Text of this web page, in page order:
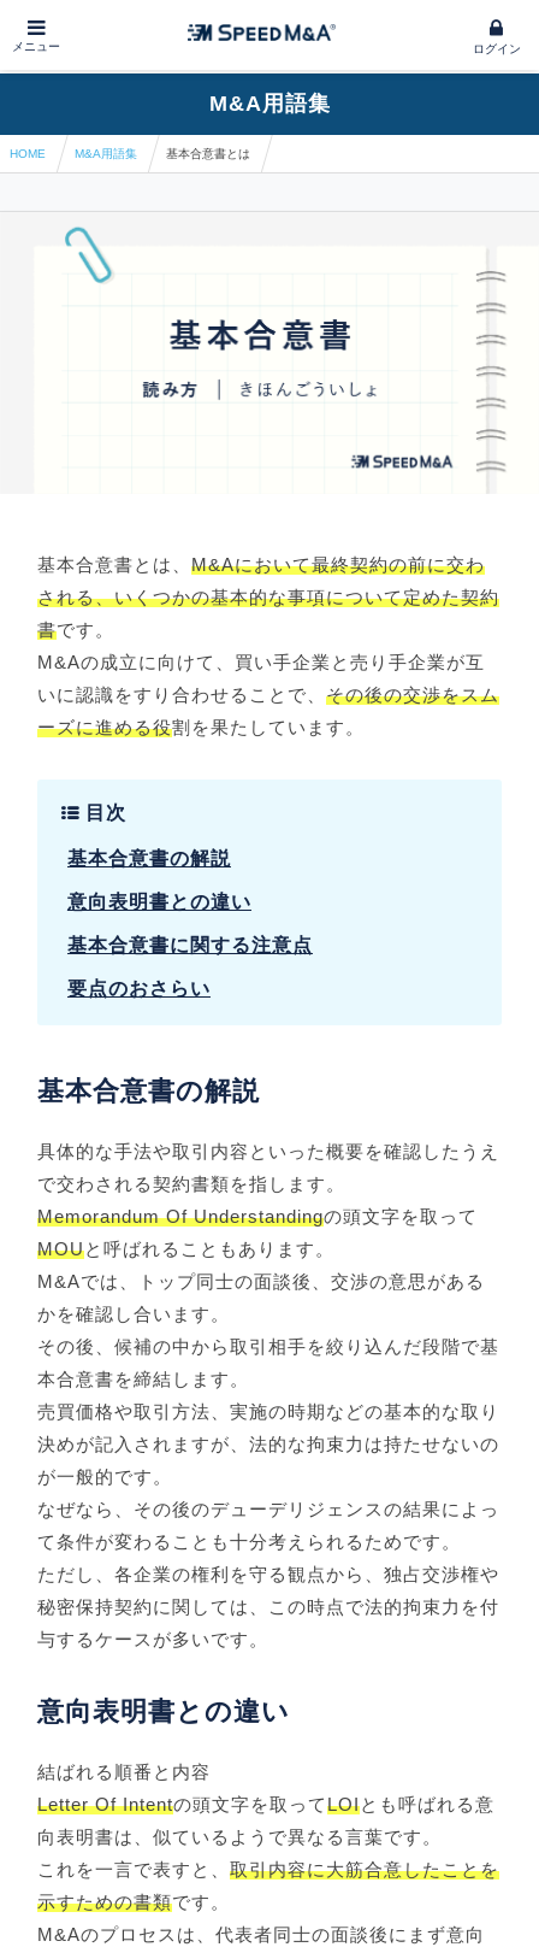
メニュー ログイン
M&A用語集
HOME M&A用語集 基本合意書とは
基本合意書とは、M&Aにおいて最終契約の前に交わ
される、いくつかの基本的な事項について定めた契約
書です。
M&Aの成立に向けて、買い手企業と売り手企業が互
いに認識をすり合わせることで、その後の交渉をスム
ーズに進める役割を果たしています。
目次
基本合意書の解説
意向表明書との違い
基本合意書に関する注意点
要点のおさらい
基本合意書の解説
具体的な手法や取引内容といった概要を確認したうえ
で交わされる契約書類を指します。
Memorandum Of Understandingの頭文字を取って
MOUと呼ばれることもあります。
M&Aでは、トップ同士の面談後、交渉の意思がある
かを確認し合います。
その後、候補の中から取引相手を絞り込んだ段階で基
本合意書を締結します。
売買価格や取引方法、実施の時期などの基本的な取り
決めが記入されますが、法的な拘束力は持たせないの
が一般的です。
なぜなら、その後のデューデリジェンスの結果によっ
て条件が変わることも十分考えられるためです。
ただし、各企業の権利を守る観点から、独占交渉権や
秘密保持契約に関しては、この時点で法的拘束力を付
与するケースが多いです。
意向表明書との違い
結ばれる順番と内容
Letter Of Intentの頭文字を取ってLOIとも呼ばれる意
向表明書は、似ているようで異なる言葉です。
これを一言で表すと、取引内容に大筋合意したことを
示すための書類です。
M&Aのプロセスは、代表者同士の面談後にまず意向